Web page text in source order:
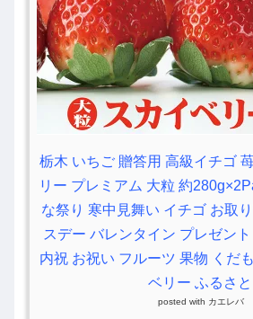
栃木 いちご 贈答用 高級イチゴ
リー プレミアム 大粒 約
な祭り 寒中見舞い イチゴ お取
スデー バレンタイン プレゼン
内祝 お祝い フルーツ 果物 くだ
ベリー ふるさと
posted with カエレバ